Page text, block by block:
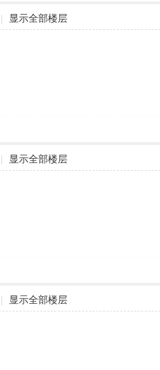
显示全部楼层
显示全部楼层
显示全部楼层